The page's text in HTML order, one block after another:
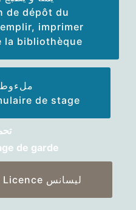
de dépôt du
imprimer
la bibliothèque
de stage
de garde
Licence ليسانس